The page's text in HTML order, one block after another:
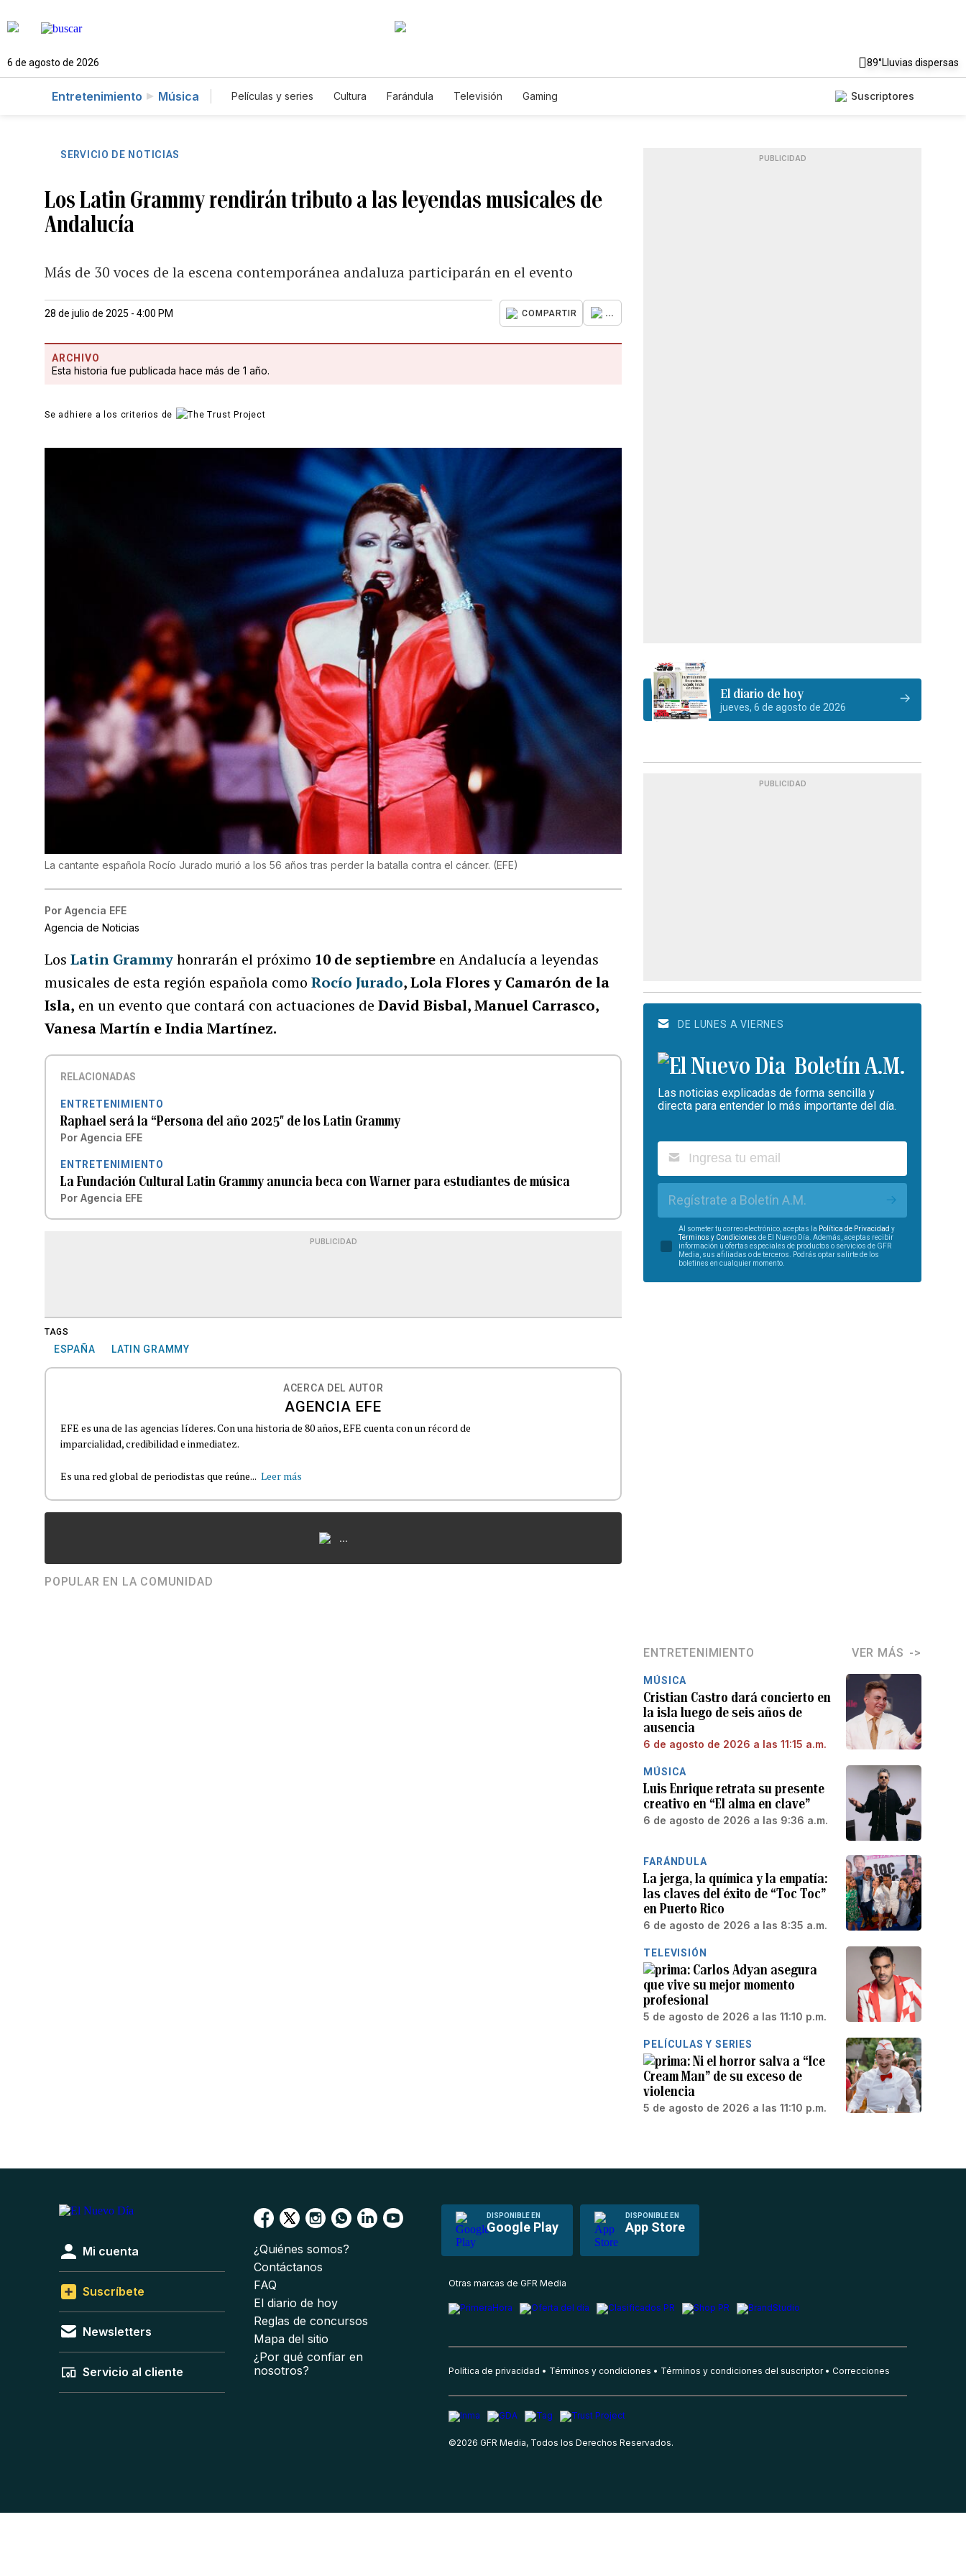
6 de agosto de 2026 89°Lluvias dispersas
Entretenimiento Música Películas y series Cultura Farándula Televisión Gaming Suscriptores
SERVICIO DE NOTICIAS
Los Latin Grammy rendirán tributo a las leyendas musicales de
Andalucía
Más de 30 voces de la escena contemporánea andaluza participarán en el evento
28 de julio de 2025 - 4:00 PM COMPARTIR ...
ARCHIVO
Esta historia fue publicada hace más de 1 año.
Se adhiere a los criterios de
La cantante española Rocío Jurado murió a los 56 años tras perder la batalla contra el cáncer. (EFE)
Por Agencia EFE
Agencia de Noticias
Los Latin Grammyhonrarán el próximo 10 de septiembre en Andalucía a leyendas
musicales de esta región española como Rocío Jurado, Lola Flores y Camarón de la
Isla, en un evento que contará con actuaciones deDavid Bisbal, Manuel Carrasco,
Vanesa Martín e India Martínez.
RELACIONADAS
ENTRETENIMIENTO
Raphael será la “Persona del año 2025″ de los Latin Grammy
Por Agencia EFE
ENTRETENIMIENTO
La Fundación Cultural Latin Grammy anuncia beca con Warner para estudiantes de música
Por Agencia EFE
PUBLICIDAD
TAGS
ESPAÑA LATIN GRAMMY
ACERCA DEL AUTOR
AGENCIA EFE
EFE es una de las agencias líderes. Con una historia de 80 años, EFE cuenta con un récord de
imparcialidad, credibilidad e inmediatez.
Es una red global de periodistas que reúne... Leer más
...
POPULAR EN LA COMUNIDAD
PUBLICIDAD
El diario de hoy
jueves, 6 de agosto de 2026
PUBLICIDAD
DE LUNES A VIERNES
Boletín A.M.
Las noticias explicadas de forma sencilla y
directa para entender lo más importante del día.
Regístrate a Boletín A.M.
Al someter tu correo electrónico, aceptas la Política de Privacidad y
Términos y Condiciones de El Nuevo Día. Además, aceptas recibir
información u ofertas especiales de productos o servicios de GFR
Media, sus afiliadas o de terceros. Podrás optar salirte de los
boletines en cualquier momento.
ENTRETENIMIENTO VER MÁS
MÚSICA
Cristian Castro dará concierto en
la isla luego de seis años de
ausencia
6 de agosto de 2026 a las 11:15 a.m.
MÚSICA
Luis Enrique retrata su presente
creativo en “El alma en clave”
6 de agosto de 2026 a las 9:36 a.m.
FARÁNDULA
La jerga, la química y la empatía:
las claves del éxito de “Toc Toc”
en Puerto Rico
6 de agosto de 2026 a las 8:35 a.m.
TELEVISIÓN
Carlos Adyan asegura
que vive su mejor momento
profesional
5 de agosto de 2026 a las 11:10 p.m.
PELÍCULAS Y SERIES
Ni el horror salva a “Ice
Cream Man” de su exceso de
violencia
5 de agosto de 2026 a las 11:10 p.m.
DISPONIBLE EN
Google Play
DISPONIBLE EN
App Store
Mi cuenta
Suscríbete
Newsletters
Servicio al cliente
¿Quiénes somos?
Contáctanos
FAQ
El diario de hoy
Reglas de concursos
Mapa del sitio
¿Por qué confiar en
nosotros?
Otras marcas de GFR Media
Política de privacidad Términos y condiciones Términos y condiciones del suscriptor Correcciones
©2026 GFR Media, Todos los Derechos Reservados.